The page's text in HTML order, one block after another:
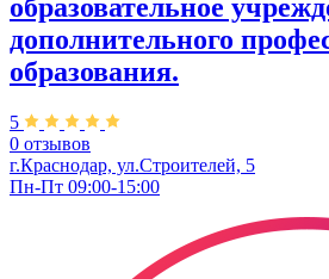
образовательное
дополнительного
образования.
5
0 отзывов
г.Краснодар, ул.Строителей, 5
Пн-Пт 09:00-15:00